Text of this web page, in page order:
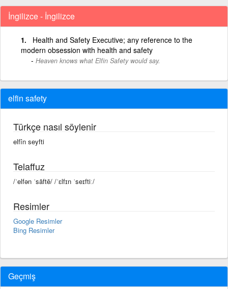
İngilizce - İngilizce
Health and Safety Executive; any reference to the
modern obsession with health and safety
Heaven knows what Elfin Safety would say.
elfin safety
Türkçe nasıl söylenir
elfîn seyfti
Telaffuz
/ˈelfən ˈsāftē/ /ˈɛlfɪn ˈseɪftiː/
Resimler
Google Resimler
Bing Resimler
Geçmiş